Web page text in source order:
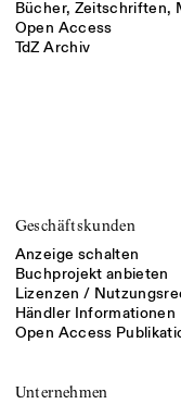
Bücher, Zeitschriften,
Open Access
TdZ Archiv
Geschäftskunden
Anzeige schalten
Buchprojekt anbieten
Lizenzen /
Händler Informationen
Open Access
Unternehmen